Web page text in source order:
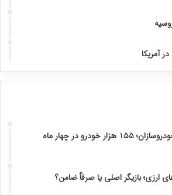
آمریکا
افت ۳۴ درصدی فروش خودروسازان؛ ۱۵۵ هزار خودرو در چهار ماه
بازیگر اصلی یا صرفاً ضامن؟